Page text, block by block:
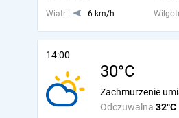
Wiatr:
6 km/h
14:00
30°C
Odczuwalna 32°C
Zachmurzenie